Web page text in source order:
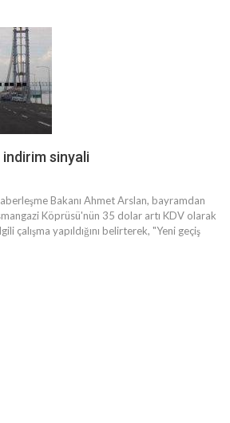
sinyali
Bakanı Ahmet Arslan, bayramdan
Köprüsü'nün 35 dolar artı KDV olarak
çalışma yapıldığını belirterek, "Yeni geçiş